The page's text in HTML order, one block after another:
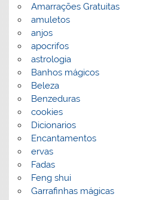
Amarrações Gratuitas
amuletos
anjos
apocrifos
astrologia
Banhos mágicos
Beleza
Benzeduras
cookies
Dicionarios
Encantamentos
ervas
Fadas
Feng shui
Garrafinhas mágicas